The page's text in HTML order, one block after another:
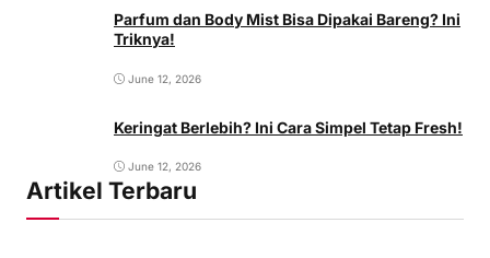
Parfum dan Body Mist Bisa Dipakai Bareng? Ini
Triknya!
June 12, 2026
Keringat Berlebih? Ini Cara Simpel Tetap Fresh!
June 12, 2026
Artikel Terbaru